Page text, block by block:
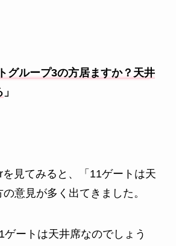
グループ3の方居ますか？天井
」
見てみると、「11ゲートは天
意見が多く出てきました。
ゲートは天井席なのでしょう